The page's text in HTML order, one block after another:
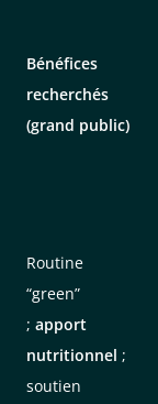
Bénéfices
recherchés
(grand public)
Routine
“green”
; apport
nutritionnel ;
soutien